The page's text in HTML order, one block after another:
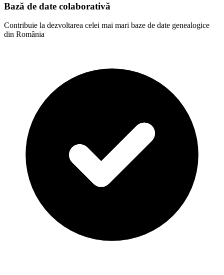
Bază de date colaborativă
Contribuie la dezvoltarea celei mai mari baze de date genealogice
din România